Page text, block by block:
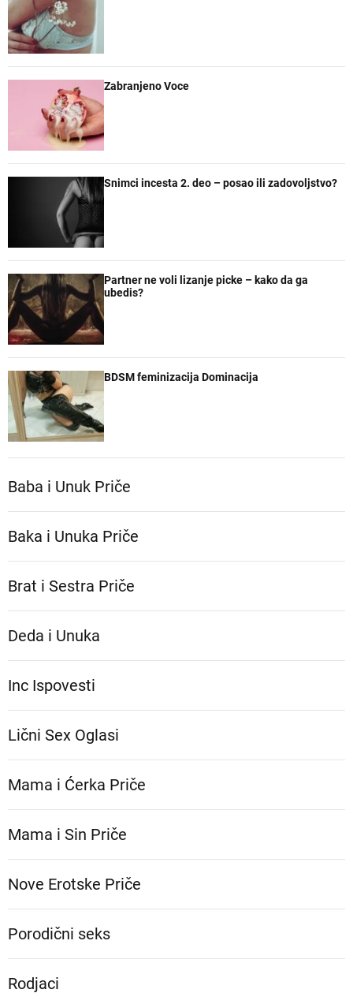
l
a
r
Zabranjeno Voce
Snimci incesta 2. deo – posao ili zadovoljstvo?
Partner ne voli lizanje picke – kako da ga
ubedis?
BDSM feminizacija Dominacija
Baba i Unuk Priče
Baka i Unuka Pričе
Brat i Sestra Priče
Deda i Unuka
Inc Ispovesti
Lični Sex Oglasi
Mama i Ćerka Priče
Mama i Sin Priče
Nove Erotske Priče
Porodični seks
Rodjaci